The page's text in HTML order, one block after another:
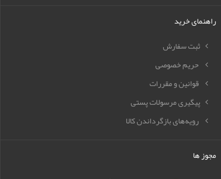
راهنمای خرید
ثبت سفارش
حریم خصوصی
قوانین و مقررات
پیگیری مرسولات پستی
رویه‌های بازگرداندن کالا
مجوز ها